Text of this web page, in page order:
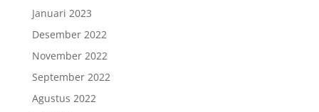
Januari 2023
Desember 2022
November 2022
September 2022
Agustus 2022